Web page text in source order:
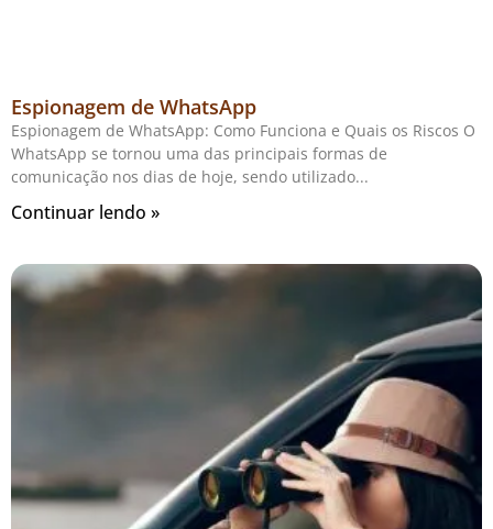
Espionagem de WhatsApp
Espionagem de WhatsApp: Como Funciona e Quais os Riscos O
WhatsApp se tornou uma das principais formas de
comunicação nos dias de hoje, sendo utilizado
Continuar lendo »